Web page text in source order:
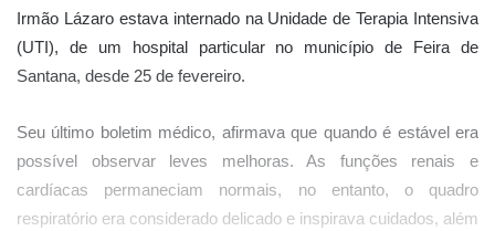
Irmão Lázaro estava internado na Unidade de Terapia Intensiva
(UTI), de um hospital particular no município de Feira de
Santana, desde 25 de fevereiro.
Seu último boletim médico, afirmava que quando é estável era
possível observar leves melhoras. As funções renais e
cardíacas permaneciam normais, no entanto, o quadro
respiratório era considerado delicado e inspirava cuidados, além